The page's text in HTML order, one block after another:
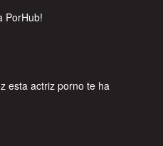
PorHub!
esta actriz porno te ha